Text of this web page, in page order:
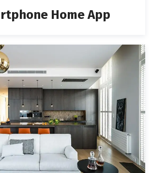
Home App